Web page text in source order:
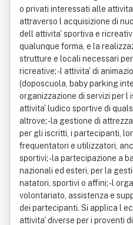
o privati interessati alle
attraverso l acquisizione di
dell attivita' sportiva e
qualunque forma, e la
strutture e locali necessari
ricreative; - l attivita' di
(doposcuola, baby parking
organizzazione di servizi per l
attivita' ludico sportive di
altrove; - la gestione di
per gli iscritti, i partecipanti,
frequentatori e utilizzatori,
sportivi; - la partecipazione a
nazionali ed esteri, per la
natatori, sportivi o affini; - l
volontariato, assistenza e
dei partecipanti. Si applica l
attivita' diverse per i proventi